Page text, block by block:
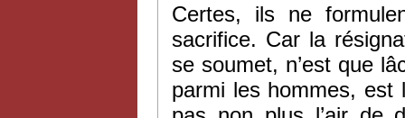
Certes, ils ne
sacrifice. Car la
se soumet, n’est que
parmi les hommes, est